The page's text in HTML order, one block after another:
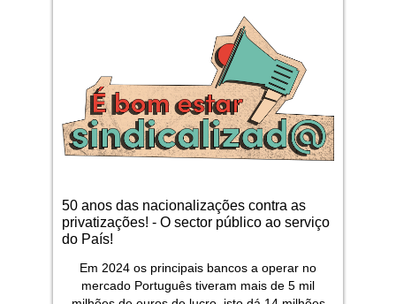
50 anos das nacionalizações contra as
privatizações! - O sector público ao serviço
do País!
Em 2024 os principais bancos a operar no
mercado Português tiveram mais de 5 mil